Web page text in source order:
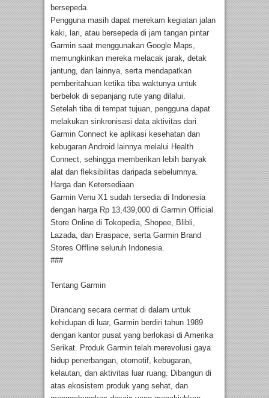
bersepeda.
Pengguna masih dapat merekam kegiatan jalan
kaki, lari, atau bersepeda di jam tangan pintar
Garmin saat menggunakan Google Maps,
memungkinkan mereka melacak jarak, detak
jantung, dan lainnya, serta mendapatkan
pemberitahuan ketika tiba waktunya untuk
berbelok di sepanjang rute yang dilalui.
Setelah tiba di tempat tujuan, pengguna dapat
melakukan sinkronisasi data aktivitas dari
Garmin Connect ke aplikasi kesehatan dan
kebugaran Android lainnya melalui Health
Connect, sehingga memberikan lebih banyak
alat dan fleksibilitas daripada sebelumnya.
Harga dan Ketersediaan
Garmin Venu X1 sudah tersedia di Indonesia
dengan harga Rp 13,439,000 di Garmin Official
Store Online di Tokopedia, Shopee, Blibli,
Lazada, dan Eraspace, serta Garmin Brand
Stores Offline seluruh Indonesia.
###
Tentang Garmin
Dirancang secara cermat di dalam untuk
kehidupan di luar, Garmin berdiri tahun 1989
dengan kantor pusat yang berlokasi di Amerika
Serikat. Produk Garmin telah merevolusi gaya
hidup penerbangan, otomotif, kebugaran,
kelautan, dan aktivitas luar ruang. Dibangun di
atas ekosistem produk yang sehat, dan